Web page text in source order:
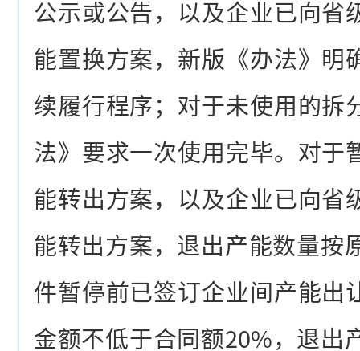
公示或公告，以及企业已向省
能置换方案，新版《办法》明
续履行程序；对于未使用的拆
法》要求一次使用完毕。对于
能转出方案，以及企业已向省
能转出方案，退出产能数量按
件暂停前已签订企业间产能出
金额不低于合同额20%，退出